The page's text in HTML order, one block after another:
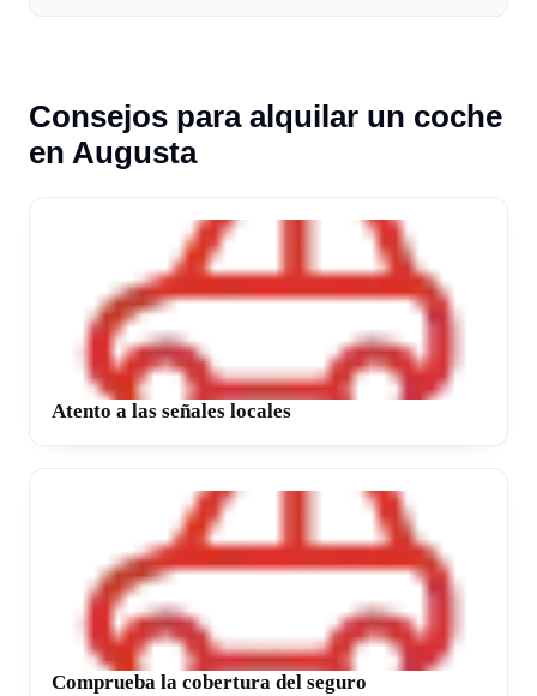
Consejos para alquilar un coche
en Augusta
Atento a las señales locales
Comprueba la cobertura del seguro